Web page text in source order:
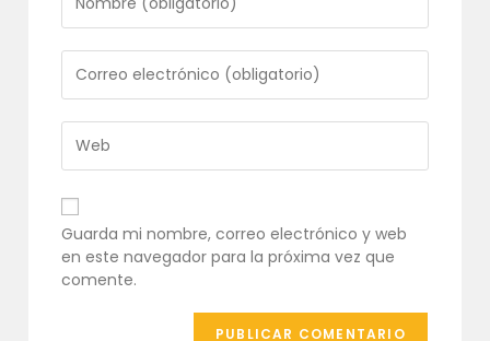
tu
nombre
o
nombre
de
usuario
para
comentar
tu
dirección
de
correo
electrónico
para
comentar
URL
de
tu
web
(opcional)
Guarda mi nombre, correo electrónico y web
en este navegador para la próxima vez que
comente.